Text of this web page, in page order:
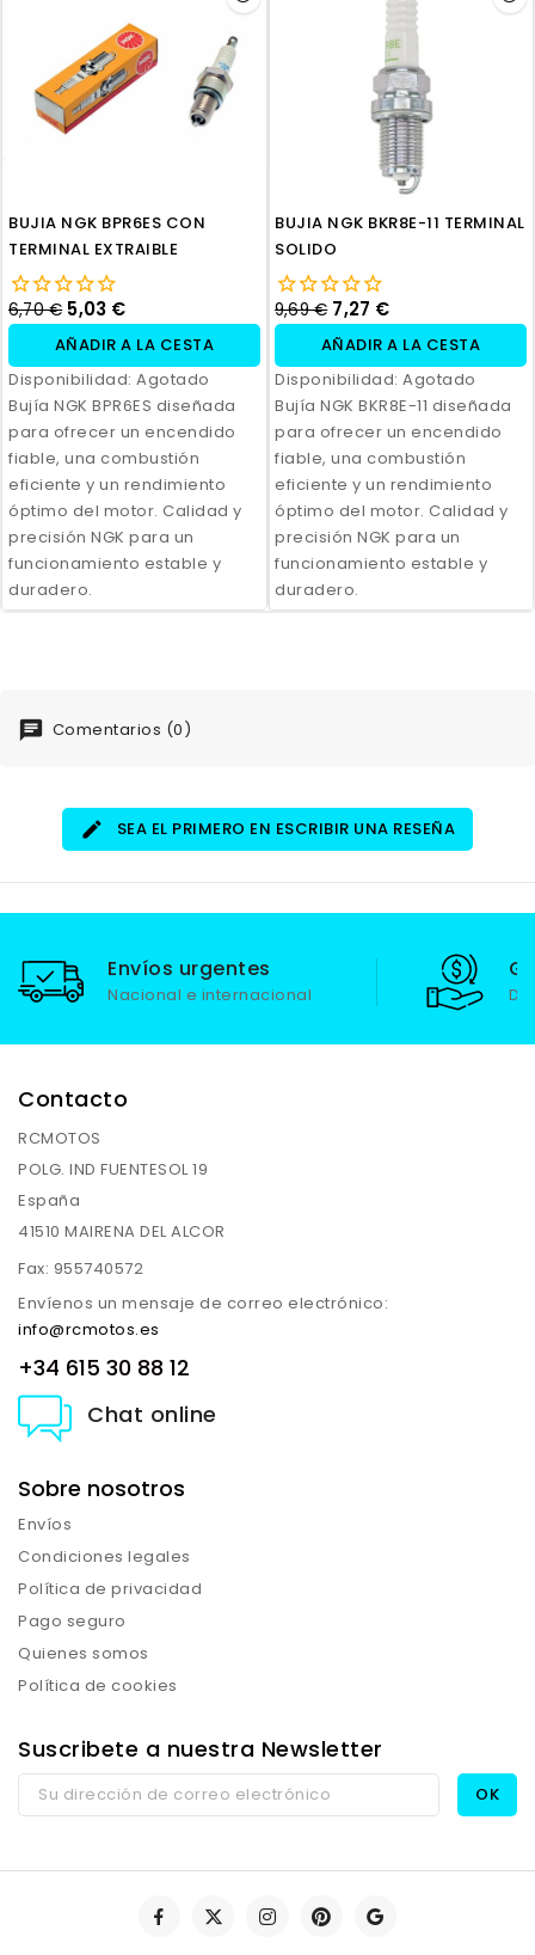
BUJIA NGK BPR6ES CON
TERMINAL EXTRAIBLE
6,70 € 5,03 €
AÑADIR A LA CESTA
Disponibilidad: Agotado
Bujía NGK BPR6ES diseñada
para ofrecer un encendido
fiable, una combustión
eficiente y un rendimiento
óptimo del motor. Calidad y
precisión NGK para un
funcionamiento estable y
duradero.
BUJIA NGK BKR8E-11 TERMINAL
SOLIDO
9,69 € 7,27 €
AÑADIR A LA CESTA
Disponibilidad: Agotado
Bujía NGK BKR8E-11 diseñada
para ofrecer un encendido
fiable, una combustión
eficiente y un rendimiento
óptimo del motor. Calidad y
precisión NGK para un
funcionamiento estable y
duradero.
Comentarios (0)
SEA EL PRIMERO EN ESCRIBIR UNA RESEÑA
Envíos urgentes
Nacional e internacional
Contacto
RCMOTOS
POLG. IND FUENTESOL 19
España
41510 MAIRENA DEL ALCOR
Fax: 955740572
Envíenos un mensaje de correo electrónico:
info@rcmotos.es
+34 615 30 88 12
Chat online
Sobre nosotros
Envíos
Condiciones legales
Política de privacidad
Pago seguro
Quienes somos
Política de cookies
Suscribete a nuestra Newsletter